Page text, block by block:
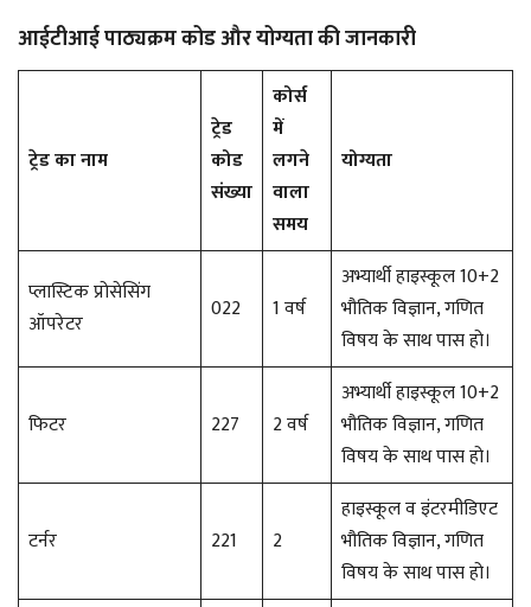
आईटीआई पाठ्यक्रम कोड और योग्यता की जानकारी
ट्रेड का नाम
ट्रेड
कोड
संख्या
कोर्स
में
लगने
वाला
समय
योग्यता
प्लास्टिक प्रोसेसिंग
ऑपरेटर
022 1 वर्ष
अभ्यार्थी हाइस्कूल 10+2
भौतिक विज्ञान, गणित
विषय के साथ पास हो।
फिटर 227 2 वर्ष
अभ्यार्थी हाइस्कूल 10+2
भौतिक विज्ञान, गणित
विषय के साथ पास हो।
टर्नर 221 2
हाइस्कूल व इंटरमीडिएट
भौतिक विज्ञान, गणित
विषय के साथ पास हो।